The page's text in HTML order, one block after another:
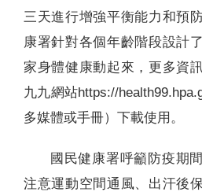
三天進行增強平衡能力和預
康署針對各個年齡階段設計
家身體健康動起來，更多資
九九網站https://
多媒體或手冊）下載使用。
國民健康署呼籲防疫期
注意運動空間通風、出汗後